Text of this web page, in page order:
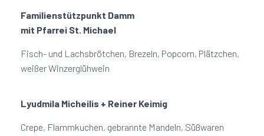
Familienstützpunkt Damm
mit Pfarrei St. Michael
Fisch- und Lachsbrötchen, Brezeln, Popcorn, Plätzchen,
weißer Winzerglühwein
Lyudmila Micheilis + Reiner Keimig
Crepe, Flammkuchen, gebrannte Mandeln, Süßwaren